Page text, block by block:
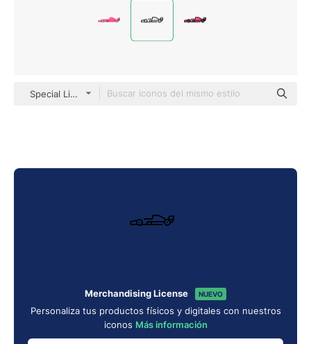
Special Lineal
Merchandising License NUEVO
Personaliza tus productos físicos y digitales con nuestros
iconos Más información